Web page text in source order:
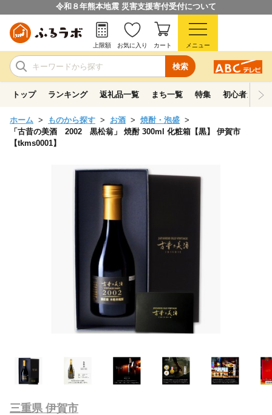
令和８年熊本地震 災害支援寄付受付について
検索
上限額 お気に入り カート メニュー
トップ ランキング 返礼品一覧 まち一覧 特集 初心者ガイド
ホーム ものから探す お酒
焼酎・泡盛
「古昔の美酒 2002 黒松翁」 焼酎 300ml 化粧箱【黒】 伊賀市
【tkms0001】
三重県 伊賀市